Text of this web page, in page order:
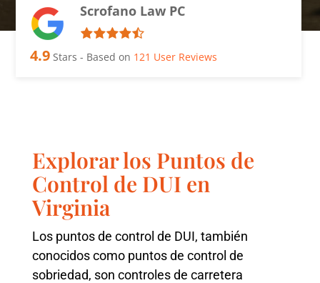
Scrofano Law PC
4.9 Stars - Based on 121 User Reviews
Explorar los Puntos de
Control de DUI en
Virginia
Los puntos de control de DUI, también
conocidos como puntos de control de
sobriedad, son controles de carretera